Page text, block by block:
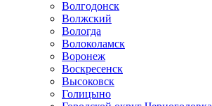
Волгодонск
Волжский
Вологда
Волоколамск
Воронеж
Воскресенск
Высоковск
Голицыно